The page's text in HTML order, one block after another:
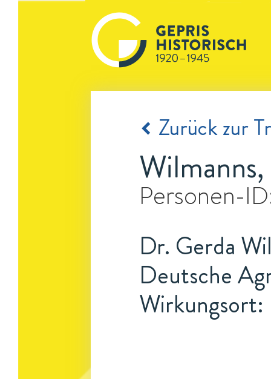
Zurück zur
Personen-
Dr. Gerda
Deutsche
Wirkungsort: